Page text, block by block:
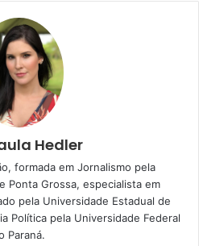
24/2022, que deu origem à
Ele explicou que o
a sociedade a importância
por carros antigos
porque, para ele, a paixão
a economia local e ainda ajuda
os eventos eles arrecadam
para doarem às
por exemplo, foram
alimentos não perecíveis,
ação.
Hedler
formada em Jornalismo pela
Ponta Grossa, especialista em
pela Universidade Estadual de
Política pela Universidade Federal
Paraná.